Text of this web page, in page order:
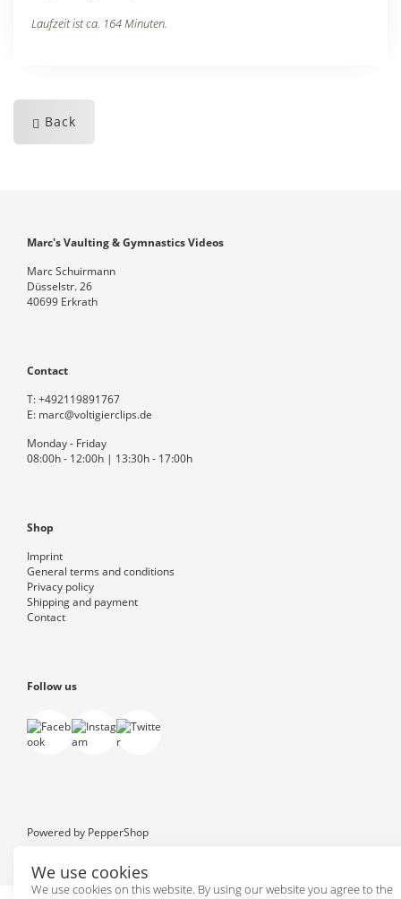
We use cookies
We use cookies on this website. By using our website you agree to the
Laufzeit ist ca. 164 Minuten.
Back
Marc's Vaulting & Gymnastics Videos
Marc Schuirmann
Düsselstr. 26
40699 Erkrath
Contact
T:+492119891767
E: marc@voltigierclips.de
Monday - Friday
08:00h - 12:00h | 13:30h - 17:00h
Shop
Imprint
General terms and conditions
Privacy policy
Shipping and payment
Contact
Follow us
Powered by PepperShop